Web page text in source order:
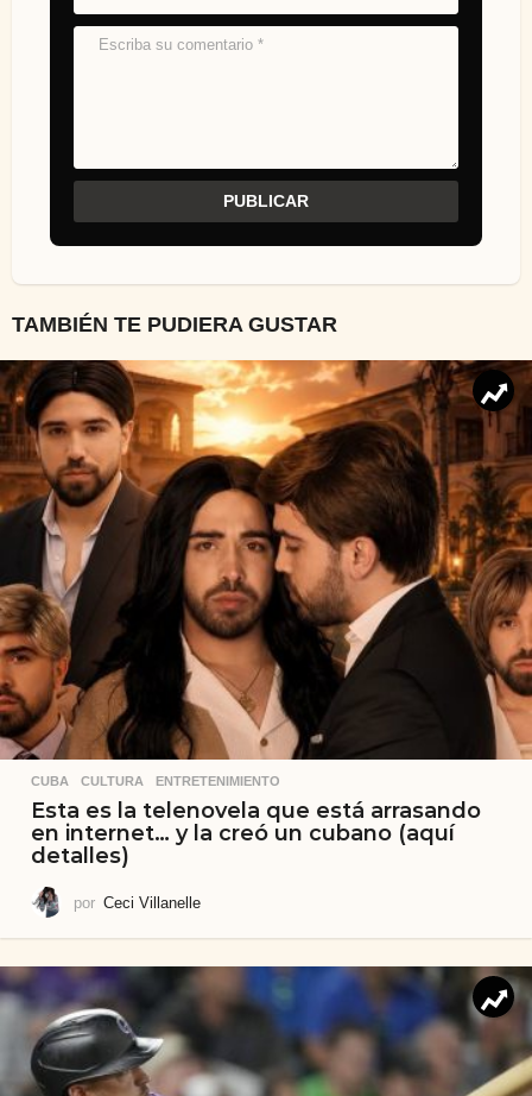
TAMBIÉN TE PUDIERA GUSTAR
CUBA ,CULTURA ,ENTRETENIMIENTO
Esta es la telenovela que está arrasando
en internet… y la creó un cubano (aquí
detalles)
por Ceci Villanelle